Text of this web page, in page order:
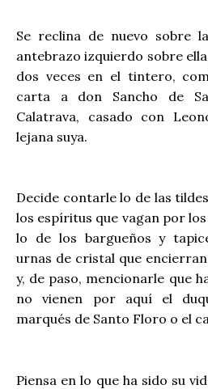
Se reclina de nuevo sobre
antebrazo izquierdo sobre
dos veces en el tintero,
carta a don Sancho de
Calatrava, casado con
lejana suya.
Decide contarle lo de las
los espíritus que vagan por
lo de los bargueños y
urnas de cristal que
y, de paso, mencionarle que
no vienen por aquí el
marqués de Santo Floro o el
Piensa en lo que ha sido su